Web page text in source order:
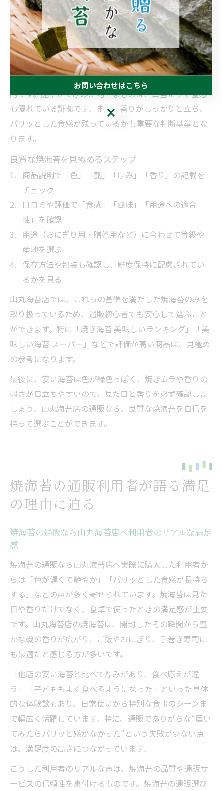
苔”を選んでみてください。
焼海苔の通販なら山丸海苔店へ良質な海苔の見極め方
良質な焼海苔を見極めるには、いくつかのチェックポイ
ントがあります。まず、色は黒く光沢があるものが理想
的です。艶やかで厚みが均一なものは、口当たりや食感
も優れている証拠です。また、香りがしっかりと立ち、
パリッとした食感が残っているかも重要な判断基準とな
ります。
良質な焼海苔を見極めるステップ
商品説明で「色」「艶」「厚み」「香り」の記載を
チェック
口コミや評価で「食感」「風味」「用途への適合
性」を確認
用途（おにぎり用・贈答用など）に合わせて等級や
産地を選ぶ
保存方法や包装も確認し、鮮度保持に配慮されてい
るかを見る
山丸海苔店では、これらの基準を満たした焼海苔のみを
取り扱っているため、通販初心者でも安心して選ぶこと
ができます。特に「焼き海苔 美味しいランキング」「美
味しい海苔 スーパー」などで評価が高い商品は、見極め
の参考になります。
最後に、安い海苔は色が緑色っぽく、焼きムラや香りの
弱さが目立ちやすいので、見た目と香りを必ず確認しま
しょう。山丸海苔店の通販なら、良質な焼海苔を自信を
持って選ぶことができます。
焼海苔の通販利用者が語る満足
の理由に迫る
焼海苔の通販なら山丸海苔店へ利用者のリアルな満足
感
焼海苔の通販なら山丸海苔店へ――実際に購入した利用者か
らは「色が濃くて艶やか」「パリッとした食感が長持ち
する」などの声が多く寄せられています。焼海苔は見た
目や香りだけでなく、食卓で使ったときの満足感が重要
です。山丸海苔店の焼海苔は、開封したその瞬間から豊
かな磯の香りが広がり、ご飯やおにぎり、手巻き寿司に
も最適だと感じる方が多いです。
「他店の安い海苔と比べて厚みがあり、食べ応えが違
う」「子どももよく食べるようになった」といった具体
的な体験談もあり、日常使いから特別な食事のシーンま
で幅広く活躍しています。特に、通販でありがちな“届い
てみたらパリッと感がなかった”という失敗が少ない点
は、満足度の高さにつながっています。
こうした利用者のリアルな声は、焼海苔の品質や通販サ
ービスの信頼性を裏付けるものです。焼海苔の通販選び
お問い合わせはこちら
お問い合わせはこちら